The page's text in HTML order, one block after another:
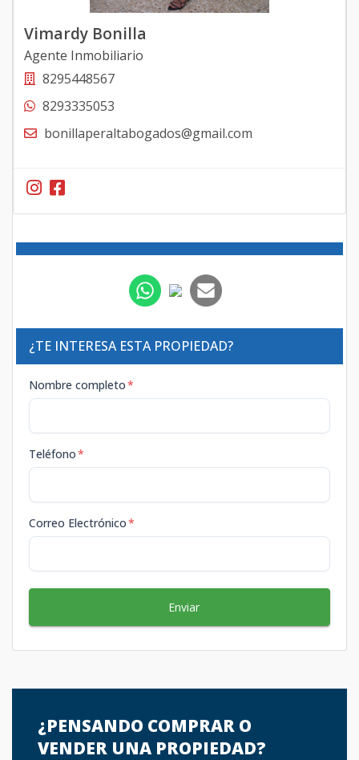
Vimardy Bonilla
Agente Inmobiliario
8295448567
8293335053
bonillaperaltabogados@gmail.com
¿TE INTERESA ESTA PROPIEDAD?
Nombre completo*
Teléfono*
Correo Electrónico*
Enviar
¿PENSANDO COMPRAR O
VENDER UNA PROPIEDAD?